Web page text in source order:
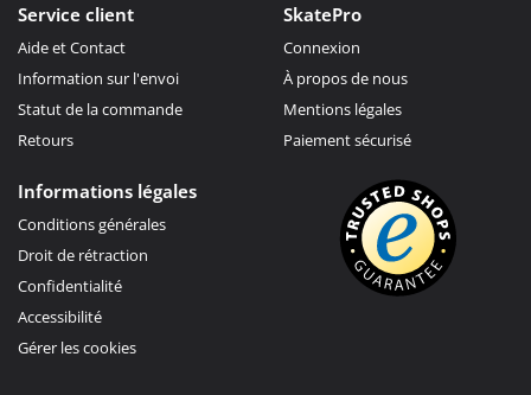
Service client
Aide et Contact
Information sur l'envoi
Statut de la commande
Retours
SkatePro
Connexion
À propos de nous
Mentions légales
Paiement sécurisé
Informations légales
Conditions générales
Droit de rétraction
Confidentialité
Accessibilité
Gérer les cookies